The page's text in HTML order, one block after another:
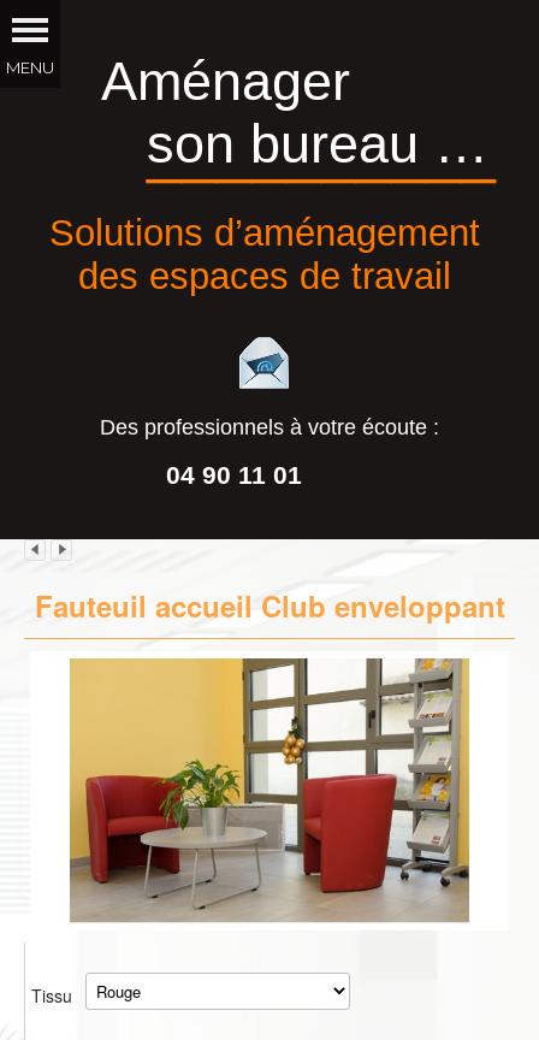
Aménager
son bureau …
Solutions d’aménagement
des espaces de travail
Des professionnels à votre écoute :
04 90 11 01
__________
Fauteuil accueil Club enveloppant
Tissu